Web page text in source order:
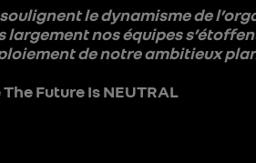
le dynamisme de
nos équipes
de notre ambitieux
Future Is NEUTRAL